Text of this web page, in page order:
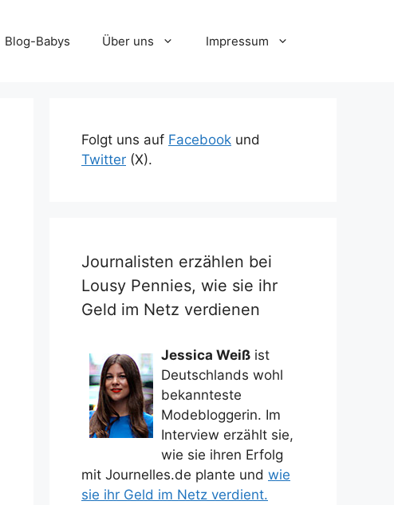
Blog-Babys Über uns Impressum
Folgt uns auf Facebook und
Twitter (X).
Journalisten erzählen bei
Lousy Pennies, wie sie ihr
Geld im Netz verdienen
Jessica Weiß ist
Deutschlands wohl
bekannteste
Modebloggerin. Im
Interview erzählt sie,
wie sie ihren Erfolg
mit Journelles.de plante und wie
sie ihr Geld im Netz verdient.